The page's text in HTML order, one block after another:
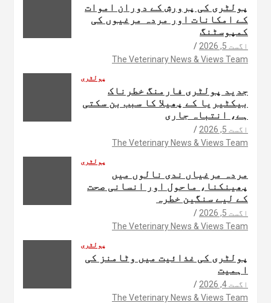
پولٹری کی پرورش کے دوران اموات
کے امکانات اور مردہ مرغیوں کی
کمپوسٹنگ
اگست 5, 2026
The Veterinary News & Views Team
پولٹری
جدید پولٹری فارمنگ خطرناک
بیکٹیریا کے پھیلا کا سبب بن سکتی
ہے، انتباہ جاری
اگست 5, 2026
The Veterinary News & Views Team
پولٹری
مردہ مرغیاں ندی نالوں میں
پھینکنا، ماحول اور انسانی صحت
کے لیے سنگین خطرہ
اگست 5, 2026
The Veterinary News & Views Team
پولٹری
پولٹری کی غذائیت میں وٹامنز کی
اہمیت
اگست 4, 2026
The Veterinary News & Views Team